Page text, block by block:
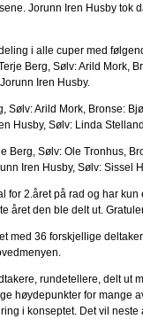
Jorunn Iren Husby
i alle cuper med
Berg, Sølv: Arild Mork,
Iren Husby.
Sølv: Arild Mork, Bronse:
Husby, Sølv: Linda
Berg, Sølv: Ole Tronhus,
Iren Husby, Sølv: Sissel
for 2.året på rad og har
året den ble delt ut.
med 36 forskjellige
rundetellere, delt
høydepunkter for mange
i konseptet. Det vil